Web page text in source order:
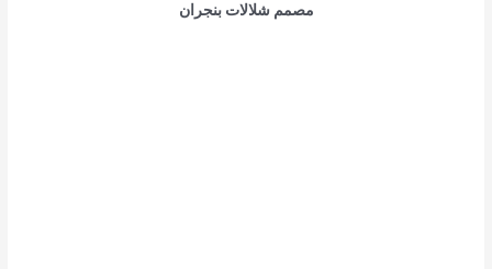
مصمم شلالات بنجران